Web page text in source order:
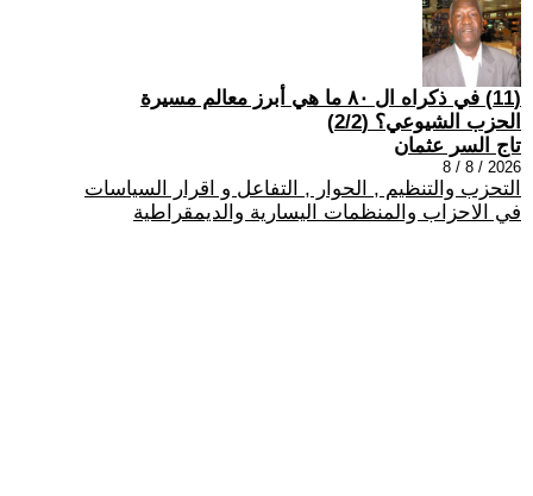
(11) في ذكراه ال ٨٠ ما هي أبرز معالم مسيرة
الحزب الشيوعي؟ (2/2)
تاج السر عثمان
2026 / 8 / 8
التحزب والتنظيم , الحوار , التفاعل و اقرار السياسات
في الاحزاب والمنظمات اليسارية والديمقراطية